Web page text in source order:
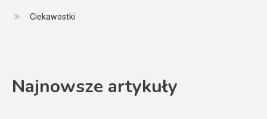
Ciekawostki
Najnowsze artykuły